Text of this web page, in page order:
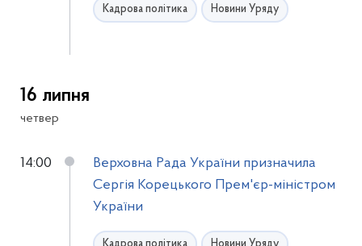
Кадрова політика Новини Уряду
16 липня
четвер
14:00
Верховна Рада України призначила
Сергія Корецького Прем'єр-міністром
України